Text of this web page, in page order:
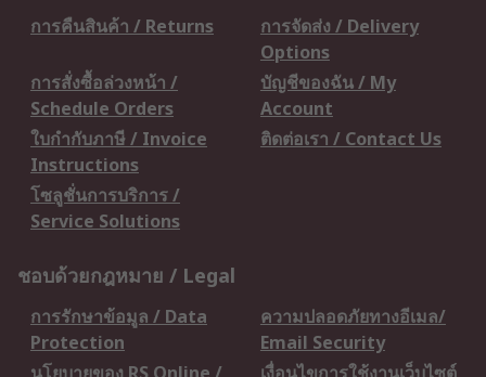
การคืนสินค้า / Returns
การจัดส่ง / Delivery
Options
การสั่งซื้อล่วงหน้า /
Schedule Orders
บัญชีของฉัน / My
Account
ใบกำกับภาษี / Invoice
Instructions
ติดต่อเรา / Contact Us
โซลูชั่นการบริการ /
Service Solutions
ชอบด้วยกฎหมาย / Legal
การรักษาข้อมูล / Data
Protection
ความปลอดภัยทางอีเมล/
Email Security